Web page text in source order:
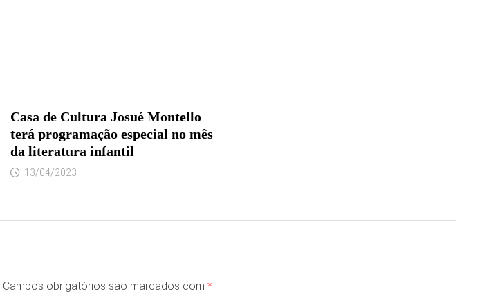
Casa de Cultura Josué Montello
terá programação especial no mês
da literatura infantil
13/04/2023
Campos obrigatórios são marcados com *